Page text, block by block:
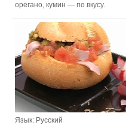
орегано, кумин — по вкусу.
Язык: Русский